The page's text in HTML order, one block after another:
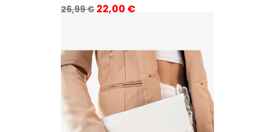
Precio
26,99 € Precio
22,00 €